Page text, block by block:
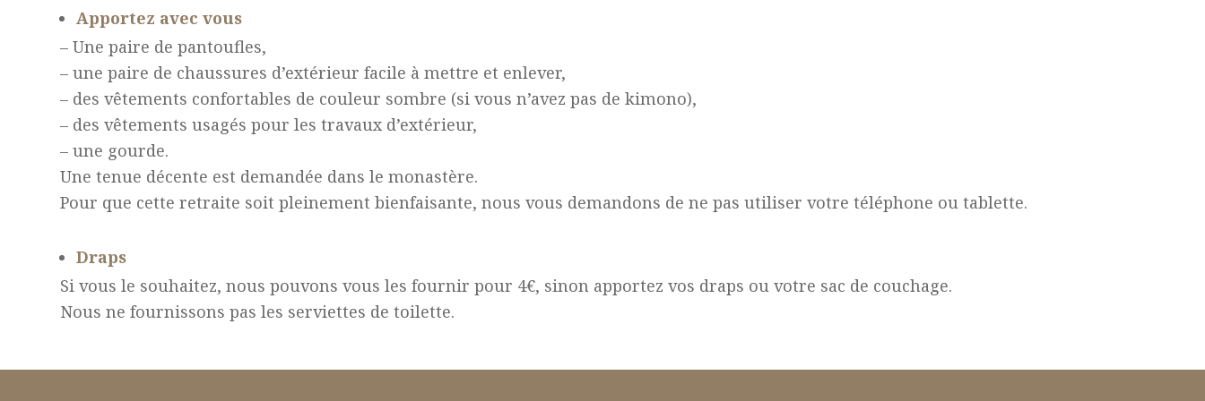
Apportez avec vous
– Une paire de pantoufles,
– une paire de chaussures d’extérieur facile à mettre et enlever,
– des vêtements confortables de couleur sombre (si vous n’avez pas de kimono),
– des vêtements usagés pour les travaux d’extérieur,
– une gourde.
Une tenue décente est demandée dans le monastère.
Pour que cette retraite soit pleinement bienfaisante, nous vous demandons de ne pas utiliser votre téléphone ou tablette.
Draps
Si vous le souhaitez, nous pouvons vous les fournir pour 4€, sinon apportez vos draps ou votre sac de couchage.
Nous ne fournissons pas les serviettes de toilette.